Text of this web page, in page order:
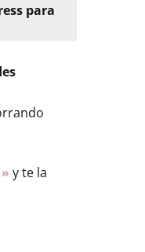
para
y te la